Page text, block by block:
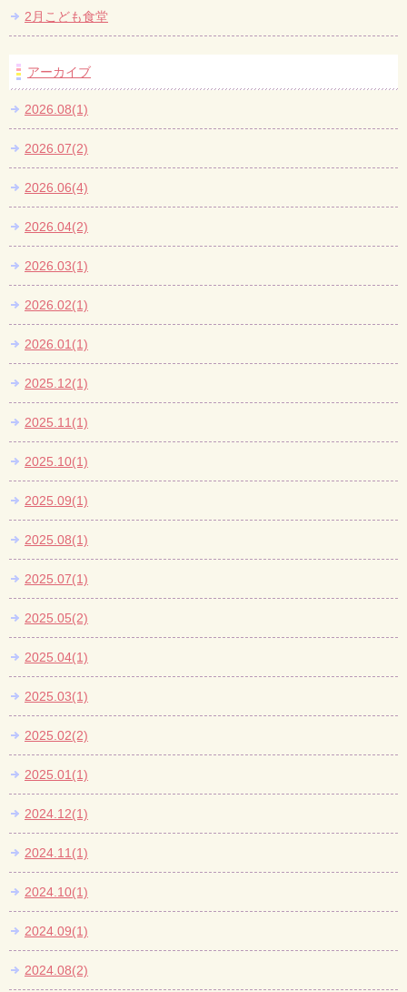
2月こども食堂
アーカイブ
2026.08(1)
2026.07(2)
2026.06(4)
2026.04(2)
2026.03(1)
2026.02(1)
2026.01(1)
2025.12(1)
2025.11(1)
2025.10(1)
2025.09(1)
2025.08(1)
2025.07(1)
2025.05(2)
2025.04(1)
2025.03(1)
2025.02(2)
2025.01(1)
2024.12(1)
2024.11(1)
2024.10(1)
2024.09(1)
2024.08(2)